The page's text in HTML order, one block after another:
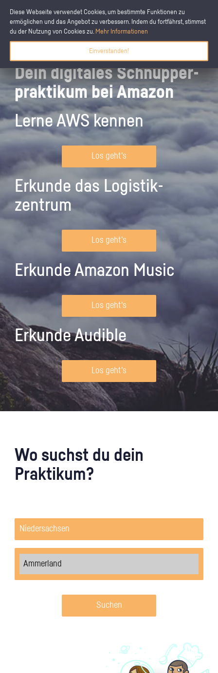
Diese Webseite verwendet Cookies, um bestimmte Funktionen zu
ermöglichen und das Angebot zu verbessern. Indem du fortfährst, stimmst
du der Nutzung von Cookies zu. Mehr Informationen
Einverstanden!
Dein digitales Schnupper­
praktikum bei Amazon
Lerne AWS kennen
Los geht's
Erkunde das Logistik­
zentrum
Los geht's
Erkunde Amazon Music
Los geht's
Erkunde Audible
Los geht's
Wo suchst du dein
Praktikum?
Suchen